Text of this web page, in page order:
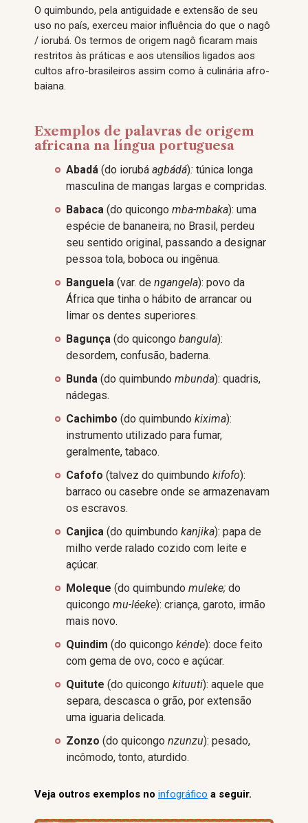
O quimbundo, pela antiguidade e extensão de seu
uso no país, exerceu maior influência do que o nagô
/ iorubá. Os termos de origem nagô ficaram mais
restritos às práticas e aos utensílios ligados aos
cultos afro-brasileiros assim como à culinária afro-
baiana.
Exemplos de palavras de origem
africana na língua portuguesa
Abadá (do iorubá agbádá): túnica longa
masculina de mangas largas e compridas.
Babaca (do quicongo mba-mbaka): uma
espécie de bananeira; no Brasil, perdeu
seu sentido original, passando a designar
pessoa tola, boboca ou ingênua.
Banguela (var. de ngangela): povo da
África que tinha o hábito de arrancar ou
limar os dentes superiores.
Bagunça (do quicongo bangula):
desordem, confusão, baderna.
Bunda (do quimbundo mbunda): quadris,
nádegas.
Cachimbo (do quimbundo kixima):
instrumento utilizado para fumar,
geralmente, tabaco.
Cafofo (talvez do quimbundo kifofo):
barraco ou casebre onde se armazenavam
os escravos.
Canjica (do quimbundo kanjika): papa de
milho verde ralado cozido com leite e
açúcar.
Moleque (do quimbundo muleke; do
quicongo mu-léeke): criança, garoto, irmão
mais novo.
Quindim (do quicongo kénde): doce feito
com gema de ovo, coco e açúcar.
Quitute (do quicongo kituuti): aquele que
separa, descasca o grão, por extensão
uma iguaria delicada.
Zonzo (do quicongo nzunzu): pesado,
incômodo, tonto, aturdido.
Veja outros exemplos no infográfico a seguir.